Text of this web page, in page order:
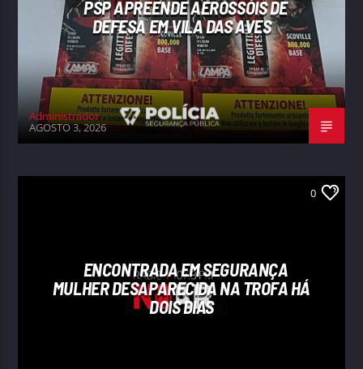
PSP APREENDE AEROSSÓIS DE
DEFESA EM VILA DAS AVES
Administrador
AGOSTO 3, 2026
0
ENCONTRADA EM SEGURANÇA
MULHER DESAPARECIDA NA TROFA HÁ
DOIS DIAS